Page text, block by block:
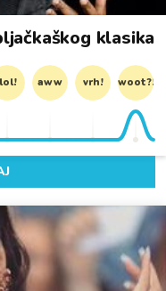
klasika
lol! aww vrh! woot?!